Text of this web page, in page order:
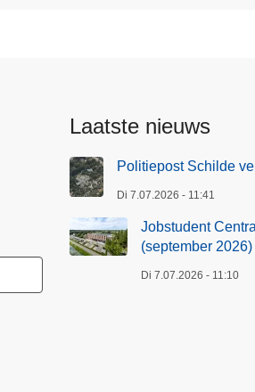
Laatste nieuws
Politiepost Schilde
Di 7.07.2026 - 11:41
Jobstudent
(september 2026)
Di 7.07.2026 - 11:10